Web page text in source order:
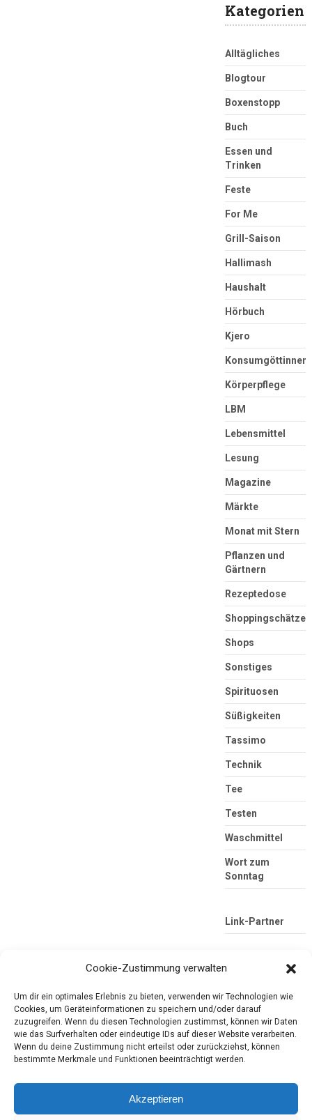
Kategorien
Alltägliches
Blogtour
Boxenstopp
Buch
Essen und
Trinken
Feste
For Me
Grill-Saison
Hallimash
Haushalt
Hörbuch
Kjero
Konsumgöttinnen
Körperpflege
LBM
Lebensmittel
Lesung
Magazine
Märkte
Monat mit Stern
Pflanzen und
Gärtnern
Rezeptedose
Shoppingschätze
Shops
Sonstiges
Spirituosen
Süßigkeiten
Tassimo
Technik
Tee
Testen
Waschmittel
Wort zum
Sonntag
Link-Partner
Tester-Paradies
Produkttests und Alltag
Cookie-Zustimmung verwalten
Um dir ein optimales Erlebnis zu bieten, verwenden wir Technologien wie
Cookies, um Geräteinformationen zu speichern und/oder darauf
zuzugreifen. Wenn du diesen Technologien zustimmst, können wir Daten
wie das Surfverhalten oder eindeutige IDs auf dieser Website verarbeiten.
Wenn du deine Zustimmung nicht erteilst oder zurückziehst, können
bestimmte Merkmale und Funktionen beeinträchtigt werden.
Akzeptieren
Die mobile Version verlassen